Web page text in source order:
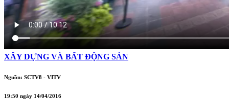
XÂY DỰNG VÀ BẤT ĐỘNG SẢN
Nguồn: SCTV8 - VITV
19:50 ngày 14/04/2016